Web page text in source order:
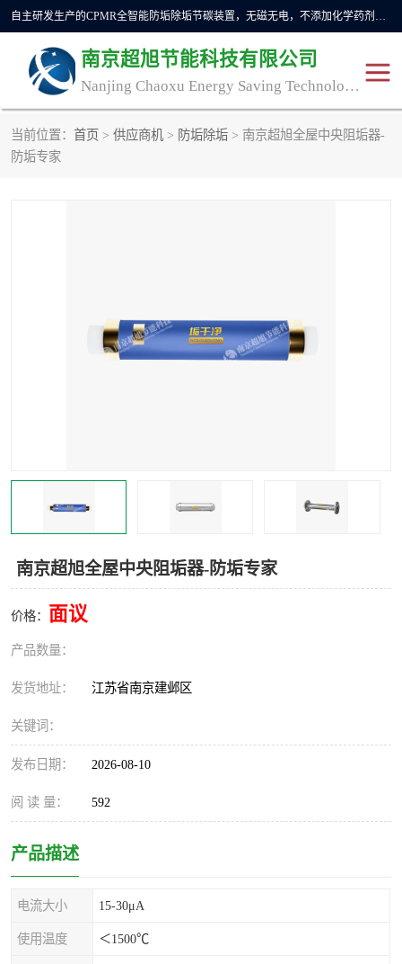
自主研发生产的CPMR全智能防垢除垢节碳装置，无磁无电，不添加化学药剂，*了国内纯物理除垢技术领域空白，其性能处于国际领先水平。广泛应用于石油炼化、钢铁冶炼、电力、煤矿、化工、供暖、压铸、汽车制造、涉水家电等行业。
南京超旭节能科技有限公司
Nanjing Chaoxu Energy Saving Technology Co., Ltd
当前位置： 首页 > 供应商机 > 防垢除垢 > 南京超旭全屋中央阻垢器-
防垢专家
南京超旭全屋中央阻垢器-防垢专家
价格： 面议
产品数量：
发货地址： 江苏省南京建邺区
关键词：
发布日期： 2026-08-10
阅 读 量： 592
产品描述
电流大小 15-30μA
使用温度 ＜1500℃
CPMR
CPMR商用防垢器/家用防